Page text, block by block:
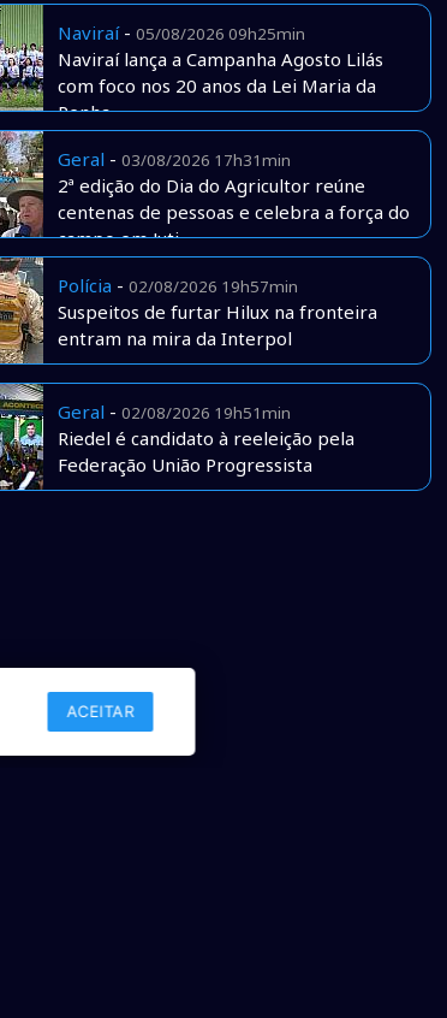
Naviraí- 05/08/2026 09h25min
Naviraí lança a Campanha Agosto Lilás
com foco nos 20 anos da Lei Maria da
Penha
Geral - 03/08/2026 17h31min
2ª edição do Dia do Agricultor reúne
centenas de pessoas e celebra a força do
campo em Juti
Polícia - 02/08/2026 19h57min
Suspeitos de furtar Hilux na fronteira
entram na mira da Interpol
Geral - 02/08/2026 19h51min
Riedel é candidato à reeleição pela
Federação União Progressista
ACEITAR